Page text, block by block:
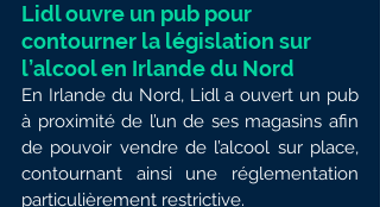
Lidl ouvre un pub pour
contourner la législation sur
l’alcool en Irlande du Nord
En Irlande du Nord, Lidl a ouvert un pub
à proximité de l’un de ses magasins afin
de pouvoir vendre de l’alcool sur place,
contournant ainsi une réglementation
particulièrement restrictive.